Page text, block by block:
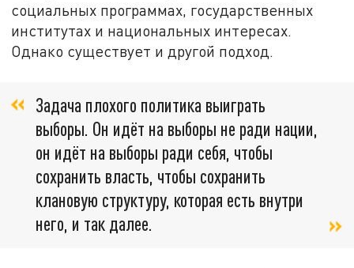
социальных программах, государственных
институтах и национальных интересах.
Однако существует и другой подход.
Задача плохого политика выиграть
выборы. Он идёт на выборы не ради нации,
он идёт на выборы ради себя, чтобы
сохранить власть, чтобы сохранить
клановую структуру, которая есть внутри
него, и так далее.